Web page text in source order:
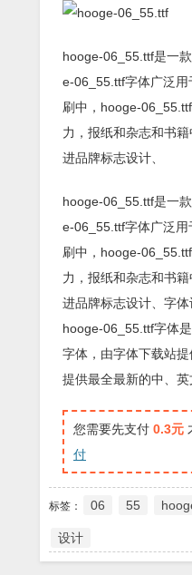
hooge-06_55.ttf是一
e-06_55.ttf字体广泛
刷中，hooge-
力，报纸和杂志和书
进品牌标志设计、
hooge-06_55.ttf是一
e-06_55.ttf字体广泛
刷中，hooge-
力，报纸和杂志和书
进品牌标志设计、字体
hooge-06_55.ttf字体
字体，由字体下载站
提供最全最新的中、英
您需要先支付 0.3元
付
标签： 06 55
设计